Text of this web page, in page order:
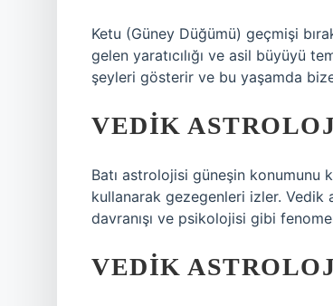
Ketu (Güney Düğümü) geçmişi
gelen yaratıcılığı ve asil büyüyü
şeyleri gösterir ve bu yaşamda
VEDIK
Batı astrolojisi güneşin konumunu
kullanarak gezegenleri izler.
davranışı ve psikolojisi gibi
VEDIK